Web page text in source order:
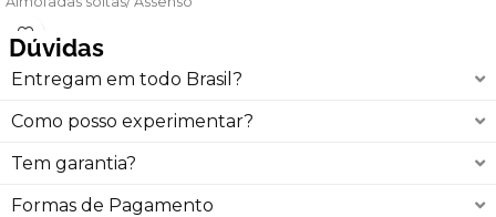
SuperMacio
Dúvidas
Entregam em todo Brasil?
Como posso experimentar?
Tem garantia?
Formas de Pagamento